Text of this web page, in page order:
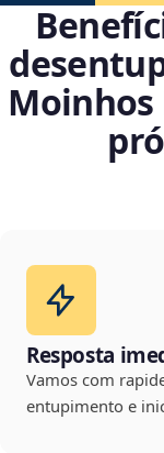
Moinhos
Resposta
Vamos com
entupimento e